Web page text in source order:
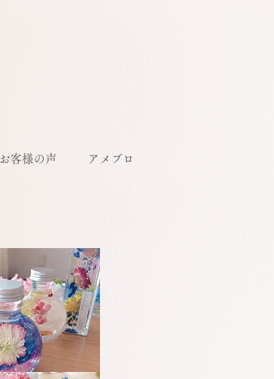
お客様の声 アメブロ